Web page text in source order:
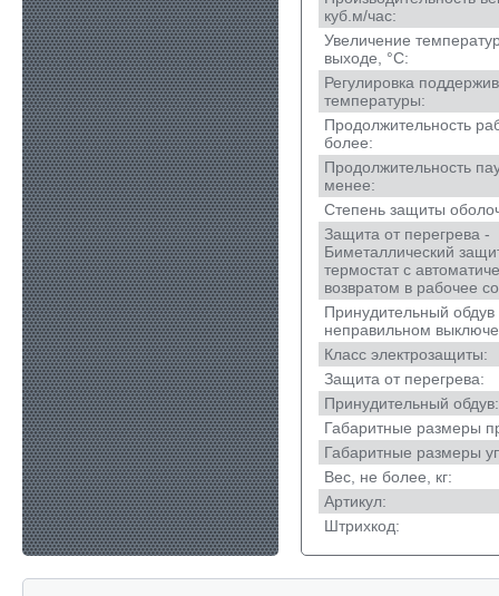
куб.м/час:
Увеличение
выходе, °С:
Регулировка
температуры:
Продолжительность
более:
Продолжительность
менее:
Степень защиты
Защита от перегрева -
Биметаллический
термостат с
возвратом в рабочее
Принудительный
неправильном
Класс электрозащиты:
Защита от перегрева:
Принудительный обдув:
Габаритные размеры
Габаритные размеры
Вес, не более, кг:
Артикул:
Штрихкод: